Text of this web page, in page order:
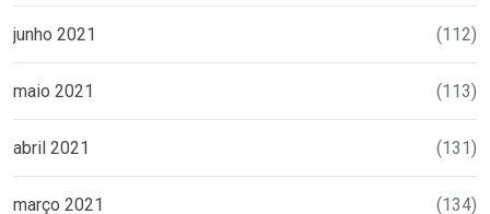
junho 2021 (112)
maio 2021 (113)
abril 2021 (131)
março 2021 (134)